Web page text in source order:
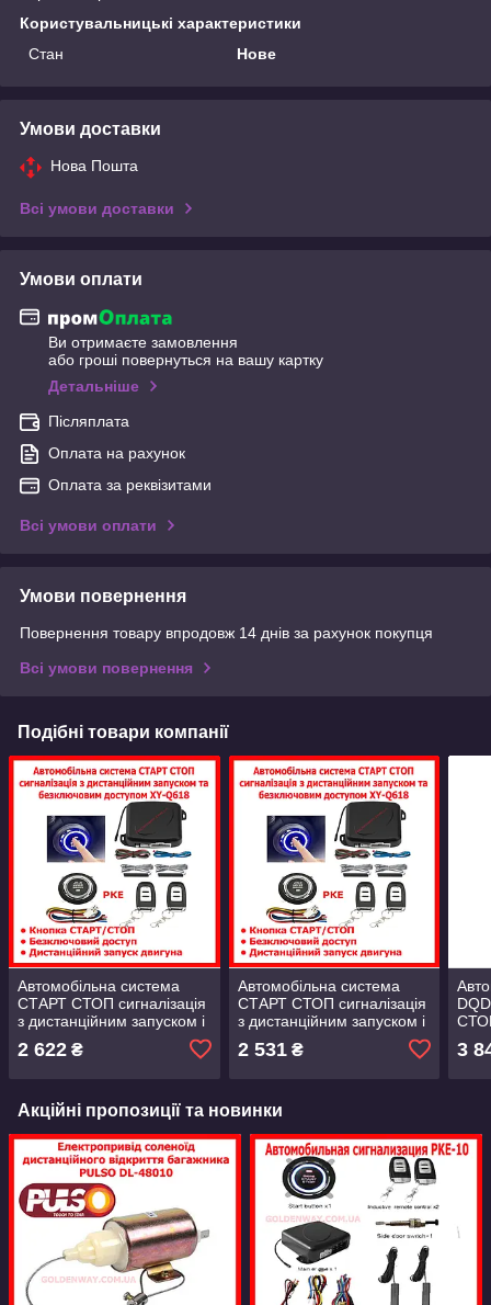
Користувальницькі характеристики
Стан
Нове
Умови доставки
Нова Пошта
Всі умови доставки
Умови оплати
Ви отримаєте замовлення
або гроші повернуться на вашу картку
Детальніше
Післяплата
Оплата на рахунок
Оплата за реквізитами
Всі умови оплати
Умови повернення
Повернення товару впродовж 14 днів за рахунок покупця
Всі умови повернення
Подібні товари компанії
Автомобільна система
СТАРТ СТОП сигналізація
з дистанційним запуском і
XY-Q618 1п
2 622 ₴
Автомобільна система
СТАРТ СТОП сигналізація
з дистанційним запуском і
XY-Q618
2 531₴ 3
Акційні пропозиції та новинки